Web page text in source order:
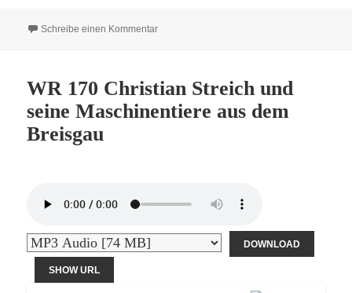
Schreibe einen Kommentarzu WR 198 Die 4 Säulen des Stammtisches
WR 170 Christian Streich und
seine Maschinentiere aus dem
Breisgau
DOWNLOAD
SHOW URL